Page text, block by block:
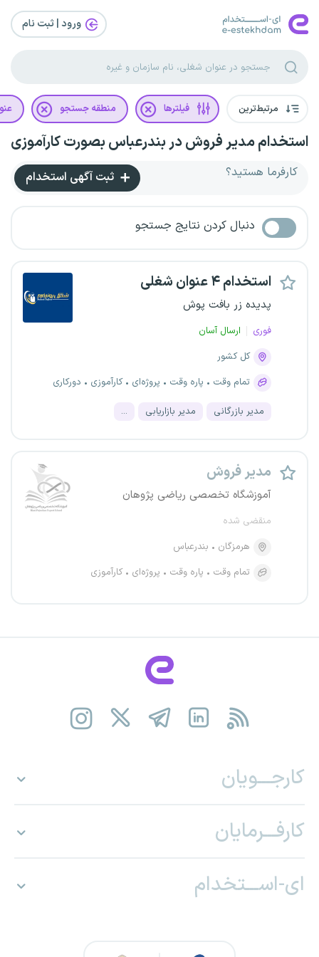
ورود | ثبت‌ نام
مرتبط‌ترین فیلترها منطقه جستجو
استخدام مدیر فروش در بندرعباس بصورت کارآموزی
کارفرما هستید؟ ثبت آگهی استخدام
دنبال کردن نتایج جستجو
استخدام ۴ عنوان شغلی
پدیده زر بافت پوش
فوری
ارسال آسان
کل کشور
تمام وقت
پاره وقت پروژه‌ای کارآموزی دورکاری
مدیر بازرگانی مدیر بازاریابی ...
مدیر فروش
آموزشگاه تخصصی ریاضی پژوهان
منقضی شده
هرمزگان
بندرعباس
تمام وقت
پاره وقت پروژه‌ای کارآموزی
کارجـــویان
کارفـــرمایان
ای-اســـتخدام